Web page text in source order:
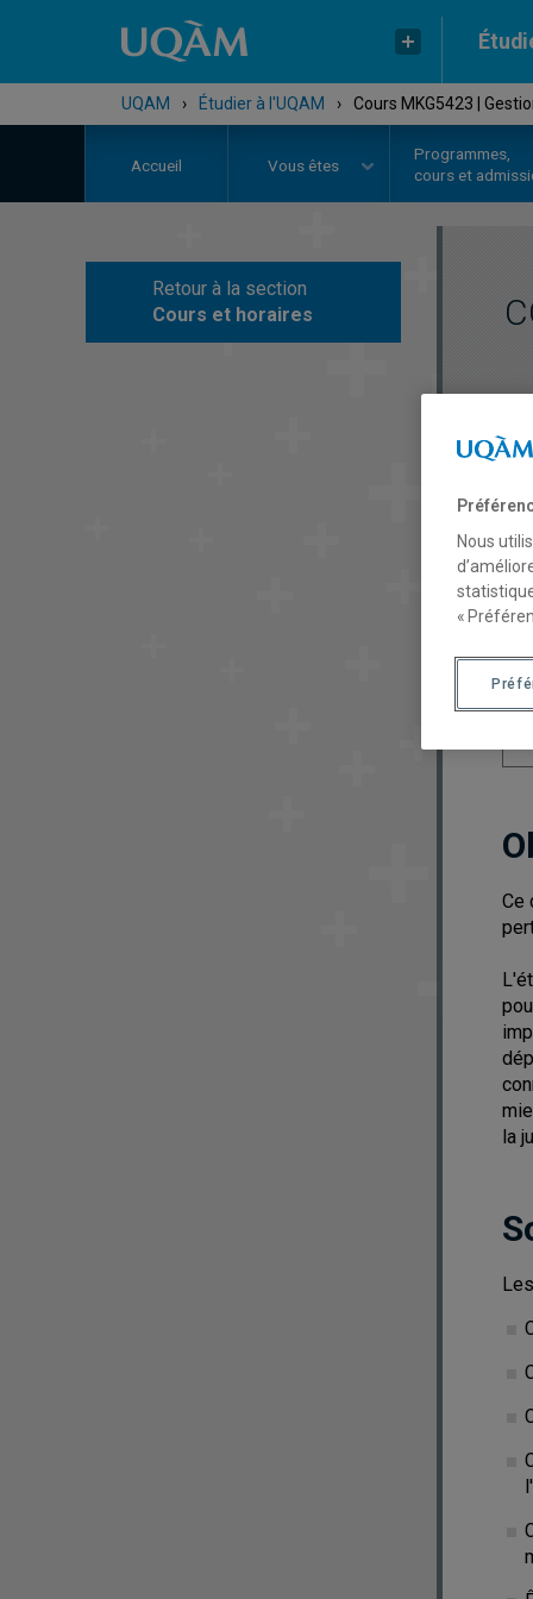
UQAM › Étudier à l'UQAM › Cours MKG5423 |
Accueil Vous êtes
Programmes,
cours et
Retour à la section
Cours et horaires
Ce
la
Nous
«